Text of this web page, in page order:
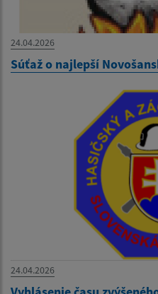
24.04.2026
Súťaž o najlepší
24.04.2026